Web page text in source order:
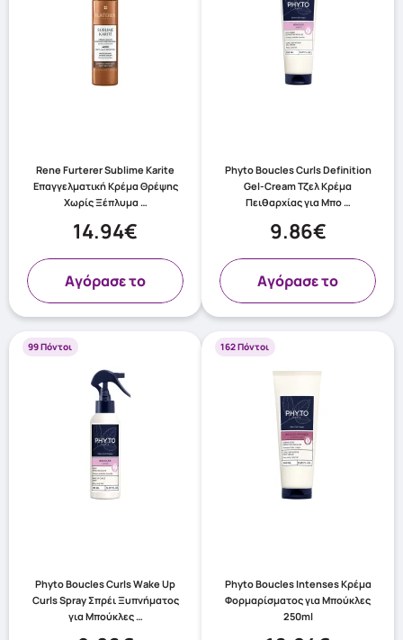
Rene Furterer Sublime Karite
Επαγγελματική Κρέμα Θρέψης
Χωρίς Ξέπλυμα …
14.94€
Aγόρασε το
Phyto Boucles Curls Definition
Gel-Cream Τζελ Κρέμα
Πειθαρχίας για Μπο …
9.86€
Aγόρασε το
99 Πόντοι
Phyto Boucles Curls Wake Up
Curls Spray Σπρέι Ξυπνήματος
για Μπούκλες …
162 Πόντοι
Phyto Boucles Intenses Κρέμα
Φορμαρίσματος για Μπούκλες
250ml